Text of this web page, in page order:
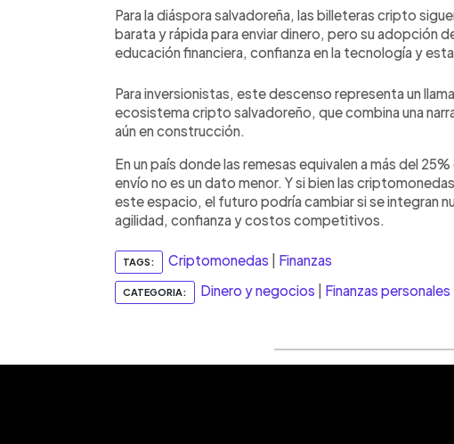
Para la diáspora salvadoreña, las billeteras cripto
barata y rápida para enviar dinero, pero su adopción
educación financiera, confianza en la tecnología y
Para inversionistas, este descenso representa un
ecosistema cripto salvadoreño, que combina una
aún en construcción.
En un país donde las remesas equivalen a más del
envío no es un dato menor. Y si bien las
este espacio, el futuro podría cambiar si se integran
agilidad, confianza y costos competitivos.
TAGS: Criptomonedas Finanzas
CATEGORIA: Dinero y negocios Finanzas personales